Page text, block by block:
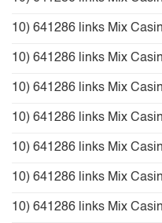
10) 641286 links Mix
10) 641286 links Mix
10) 641286 links Mix
10) 641286 links Mix
10) 641286 links Mix
10) 641286 links Mix
10) 641286 links Mix